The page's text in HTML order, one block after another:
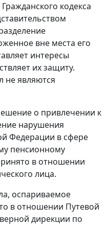
Гражданского кодекса
вне места его
интересы
их защиту.
не являются
о привлечении к
нарушения
Федерации в сфере
пенсионному
в отношении
лица.
оспариваемое
в отношении Путевой
дирекции по